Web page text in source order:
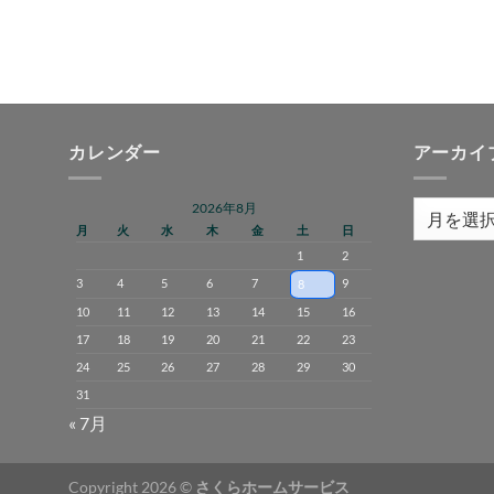
カレンダー
2026年8月
月 火 水 木 金 土
日
1
2
3
4 5 6 7 8
9
10
11 12 13 14 15
16
17
18 19 20 21 22
23
24
25 26 27 28 29
30
31
« 7月
アーカイ
ー
Copyright 2026 © さくらホームサービス